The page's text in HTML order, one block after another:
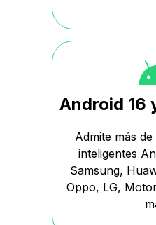
Android 16
Admite más
inteligentes
Samsung,
Oppo, LG,